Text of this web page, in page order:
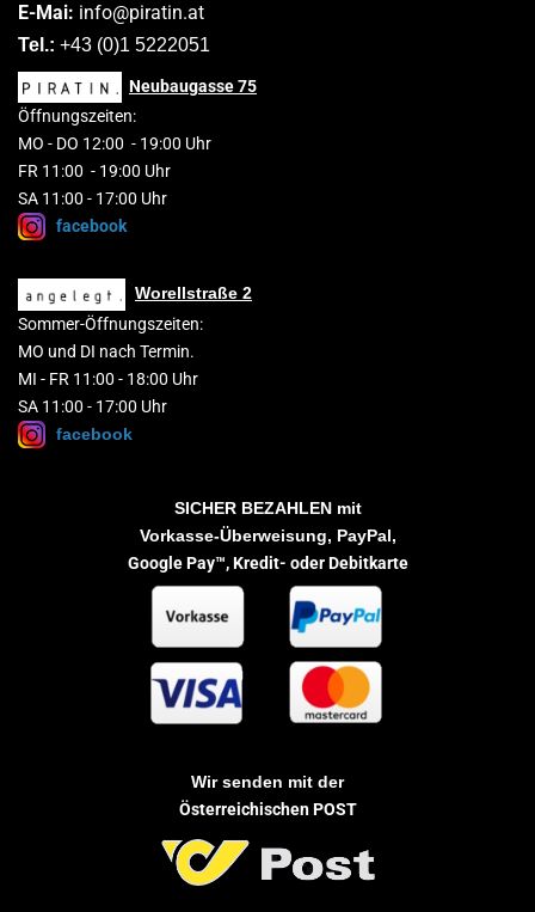
E-Mai: info@piratin.at
Tel.: +43 (0)1 5222051
Neubaugasse75
Öffnungszeiten:
MO - DO 1 2:00 - 19:00 Uhr
FR 11:00 - 19:00 Uhr
SA 11:00 - 17:00 Uhr
facebook
Worellstraße 2
Sommer-Öffnungszeiten:
MO und DI nach Termin.
MI - FR 11:00 - 18:00 Uhr
SA 11:00 - 17:00 Uhr
facebook
SICHER BEZAHLENmit
Vorkasse-Überweisung, PayPal,
Google Pay™,Kredit- oder Debitkarte
Wir senden mit der
Österreichischen POST